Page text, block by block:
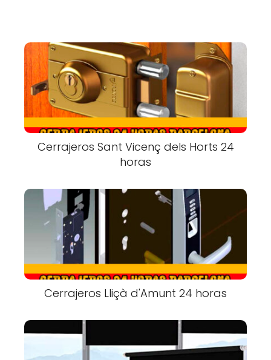
Cerrajeros Sant Vicenç dels Horts 24
horas
Cerrajeros Lliçà d'Amunt 24 horas